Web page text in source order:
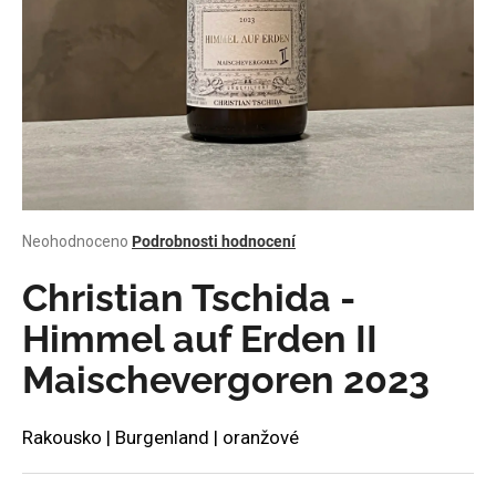
Průměrné
produktu
je
0,0
5
hvězdiček.
Neohodnoceno Podrobnosti hodnocení
Christian Tschida -
Himmel auf Erden II
Maischevergoren 2023
Rakousko | Burgenland | oranžové
t
?
D
o
p
o
r
u